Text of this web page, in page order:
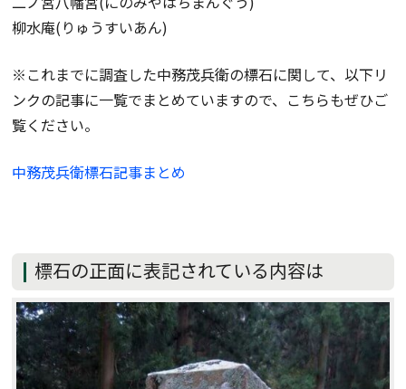
柳水庵(りゅうすいあん)
※これまでに調査した中務茂兵衛の標石に関して、以下リ
ンクの記事に一覧でまとめていますので、こちらもぜひご
覧ください。
中務茂兵衛標石記事まとめ
標石の正面に表記されている内容は